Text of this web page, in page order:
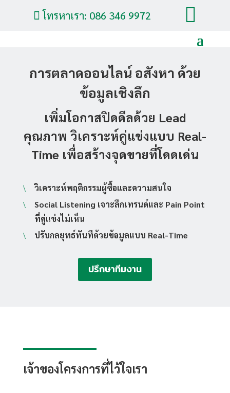
 โทรหาเรา: 086 346 9972 
การตลาดออนไลน์ อสังหา ด้วย
ข้อมูลเชิงลึก
เพิ่มโอกาสปิดดีลด้วย Lead
คุณภาพ วิเคราะห์คู่แข่งแบบ Real-
Time เพื่อสร้างจุดขายที่โดดเด่น
\ วิเคราะห์พฤติกรรมผู้ซื้อและความสนใจ
\
Social Listening เจาะลึกเทรนด์และ Pain Point
ที่คู่แข่งไม่เห็น
\ ปรับกลยุทธ์ทันทีด้วยข้อมูลแบบ Real-Time
ปรึกษาทีมงาน
เจ้าของโครงการที่ไว้ใจเรา